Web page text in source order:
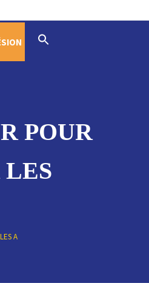
POUR
A